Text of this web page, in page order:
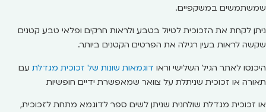
שמשתמשים במשקפיים.
ניתן לקחת את הזכוכית לטיול בטבע ולראות חרקים ופלאי טבע קטנים
שקשה לראות בעין רגילה את הפרטים הקטנים ביותר.
היכנסו לאתר הגיל השלישי וראו דוגמאות שונות של זכוכית מגדלת עם
תאורה או זכוכית שניתלת על צוואר שמאפשרת ידיים חופשיות
או זכוכית מגדלת שולחנית שניתן לשים ספר לדוגמא מתחת לזכוכית,